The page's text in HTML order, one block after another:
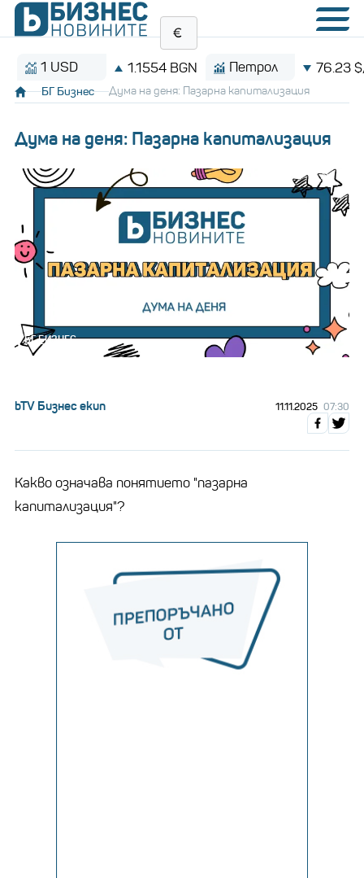
1 USD 1.1554 BGN Петрол 76.23 $/
БГ Бизнес Дума на деня: Пазарна капитализация
Дума на деня: Пазарна капитализация
БГ БИЗНЕС
bTV Бизнес екип 11.11.2025 07:30
Какво означава понятието "пазарна
капитализация"?